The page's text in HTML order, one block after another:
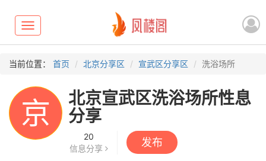
Toggle
navigation
当前位置： 首页 北京分享区 宣武区分享区 洗浴场所
京
北京宣武区洗浴场所性息
分享
20
信息分享
发布